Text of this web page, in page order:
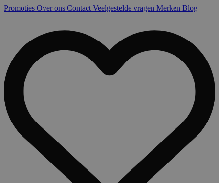
Promoties Over ons Contact Veelgestelde vragen Merken Blog